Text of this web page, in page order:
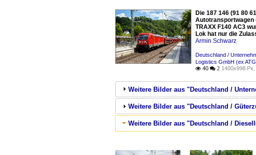
Die 187 146 (91 80
Autotransportwagen
TRAXX F140 AC3
Lok hat nur die
Armin Schwarz
Deutschland /
Logistics GmbH (ex
 40  2 1400x998
Weitere Bilder aus "Deutschland /
Weitere Bilder aus "Deutschland /
Weitere Bilder aus "Deutschland /